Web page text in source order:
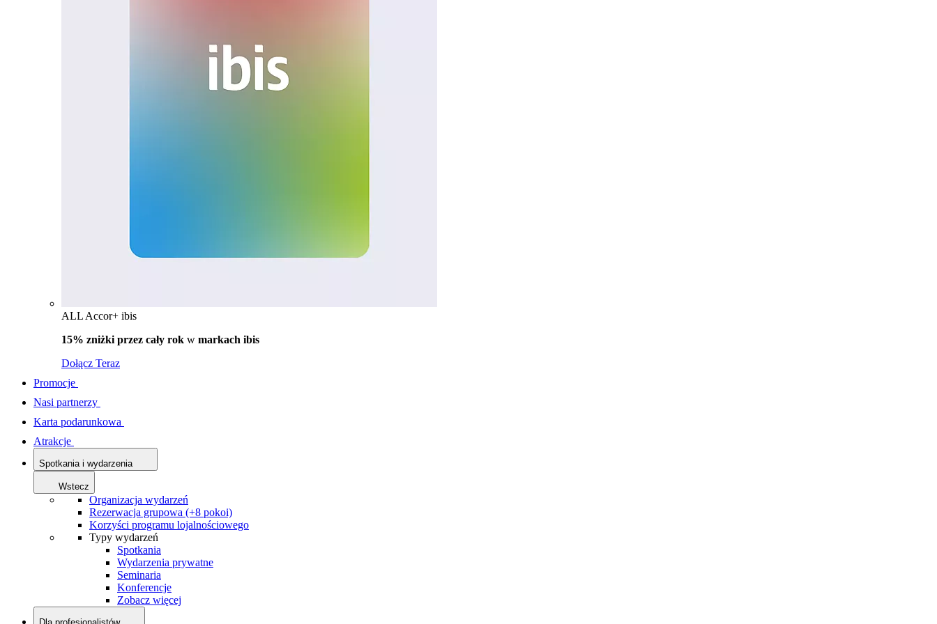
ALL Accor+ ibis
15% zniżki przez cały rok w markach ibis
Dołącz Teraz
Promocje
Nasi partnerzy
Karta podarunkowa
Atrakcje
Spotkania i wydarzenia
Wstecz
Organizacja wydarzeń
Rezerwacja grupowa (+8 pokoi)
Korzyści programu lojalnościowego
Typy wydarzeń
Spotkania
Wydarzenia prywatne
Seminaria
Konferencje
Zobacz więcej